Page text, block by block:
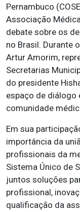
Pernambuco
Associação
debate sobre os
no Brasil. Durante
Artur Amorim,
Secretarias
do presidente
espaço de diálogo
comunidade
Em sua
importância da
profissionais da
Sistema Único de
juntos soluções
profissional,
qualificação da